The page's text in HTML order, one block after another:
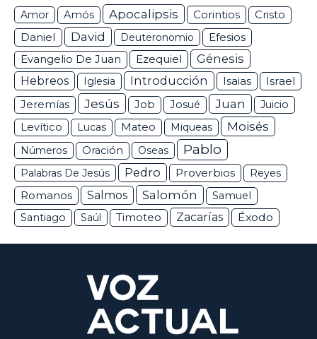
Amor Amós Apocalipsis Corintios Cristo
Daniel David Deuteronomio Efesios
Evangelio De Juan Ezequiel
Génesis
Hebreos
Iglesia Introducción Isaias Israel
Jeremías Jesús Job Josué Juan
Juicio
Levítico
Lucas Mateo Miqueas Moisés
Números Oración Oseas Pablo
Palabras De Jesús Pedro Proverbios Reyes
Romanos Salmos Salomón
Samuel
Santiago
Saúl Timoteo Zacarías Éxodo